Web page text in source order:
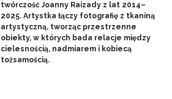
twórczość Joanny Raizady z lat 2014–
2025. Artystka łączy fotografię z tkaniną
artystyczną, tworząc przestrzenne
obiekty, w których bada relacje między
cielesnością, nadmiarem i kobiecą
tożsamością.